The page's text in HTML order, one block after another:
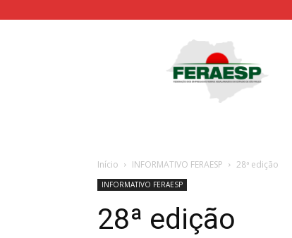
Feraesp
Início INFORMATIVO FERAESP 28ª edição
INFORMATIVO FERAESP
28ª edição